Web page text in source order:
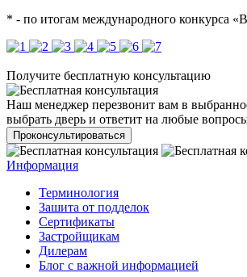
* - по итогам международного конкурса
Получите бесплатную консультацию
Наш менеджер перезвонит вам в
выбрать дверь и ответит на любые
Проконсультироваться
Информация
Терминология
Зашита от подделок
Сертификаты
Застройщикам
Дилерам
Блог с важной информацией